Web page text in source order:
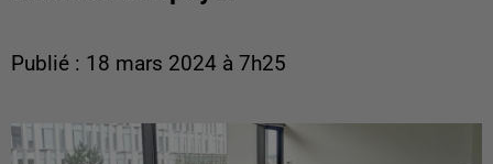
Publié : 18 mars 2024 à 7h25